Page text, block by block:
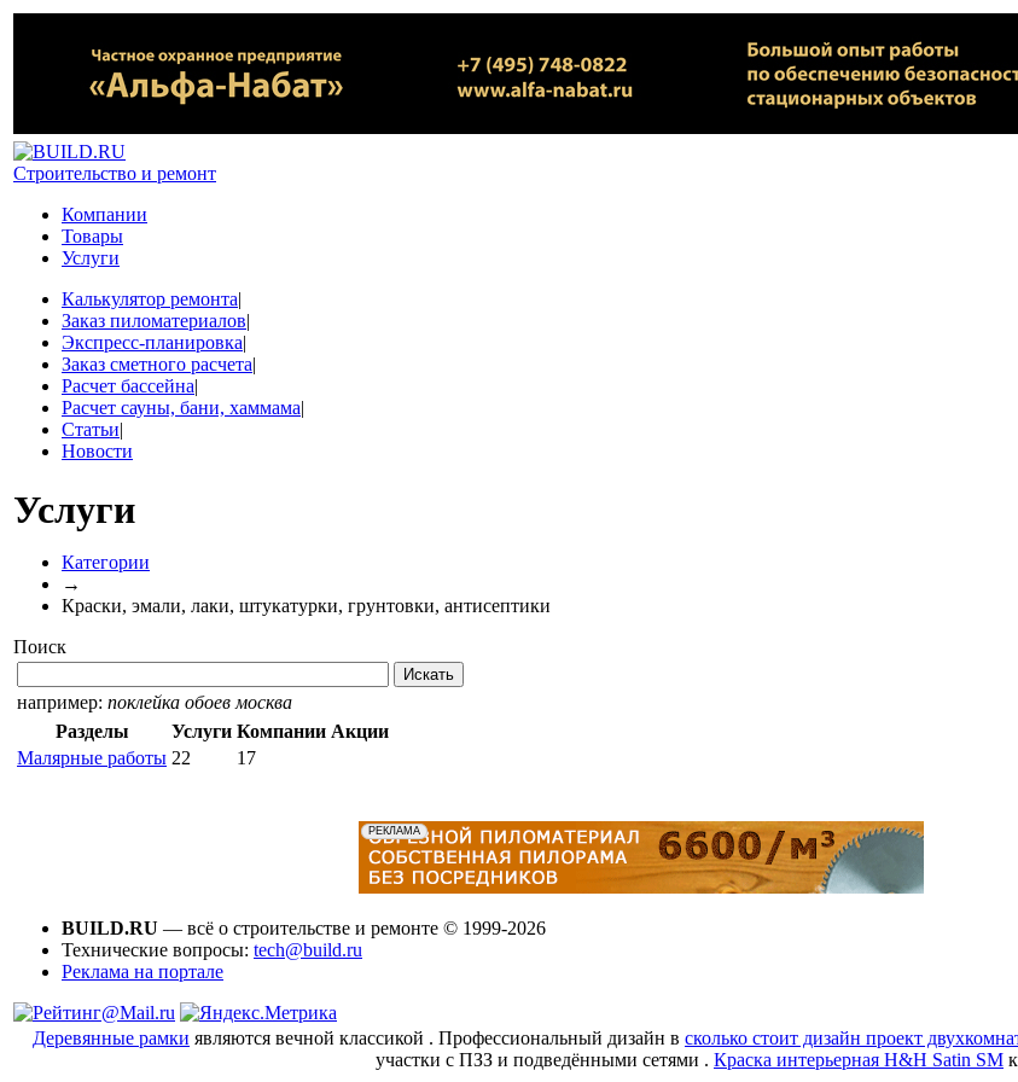
Строительство и ремонт
Компании
Товары
Услуги
Калькулятор ремонта|
Заказ пиломатериалов|
Экспресс-планировка|
Заказ сметного расчета|
Расчет бассейна|
Расчет сауны, бани, хаммама|
Статьи|
Новости
Услуги
Категории
→
Краски, эмали, лаки, штукатурки, грунтовки, антисептики
Поиск
например: поклейка обоев москва
Разделы
Услуги Компании Акции
Малярные работы 22 17
BUILD.RU — всё о строительстве и ремонте © 1999-2026
Технические вопросы: tech@build.ru
Реклама на портале
Деревянные рамки являются вечной классикой . Профессиональный дизайн в сколько стоит дизайн проект
участки с ПЗЗ и подведёнными сетями . Краска интерьерная H&H Satin SM